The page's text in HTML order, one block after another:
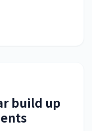
build up